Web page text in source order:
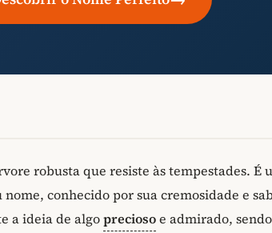
robusta que resiste às tempestades. É
conhecido por sua cremosidade e
a ideia de algopreciosoe admirado,